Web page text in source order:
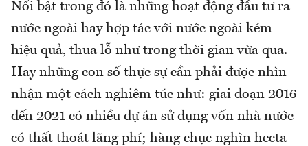
Nổi bật trong đó là những hoạt động đầu tư ra
nước ngoài hay hợp tác với nước ngoài kém
hiệu quả, thua lỗ như trong thời gian vừa qua.
Hay những con số thực sự cần phải được nhìn
nhận một cách nghiêm túc như: giai đoạn 2016
đến 2021 có nhiều dự án sử dụng vốn nhà nước
có thất thoát lãng phí; hàng chục nghìn hecta